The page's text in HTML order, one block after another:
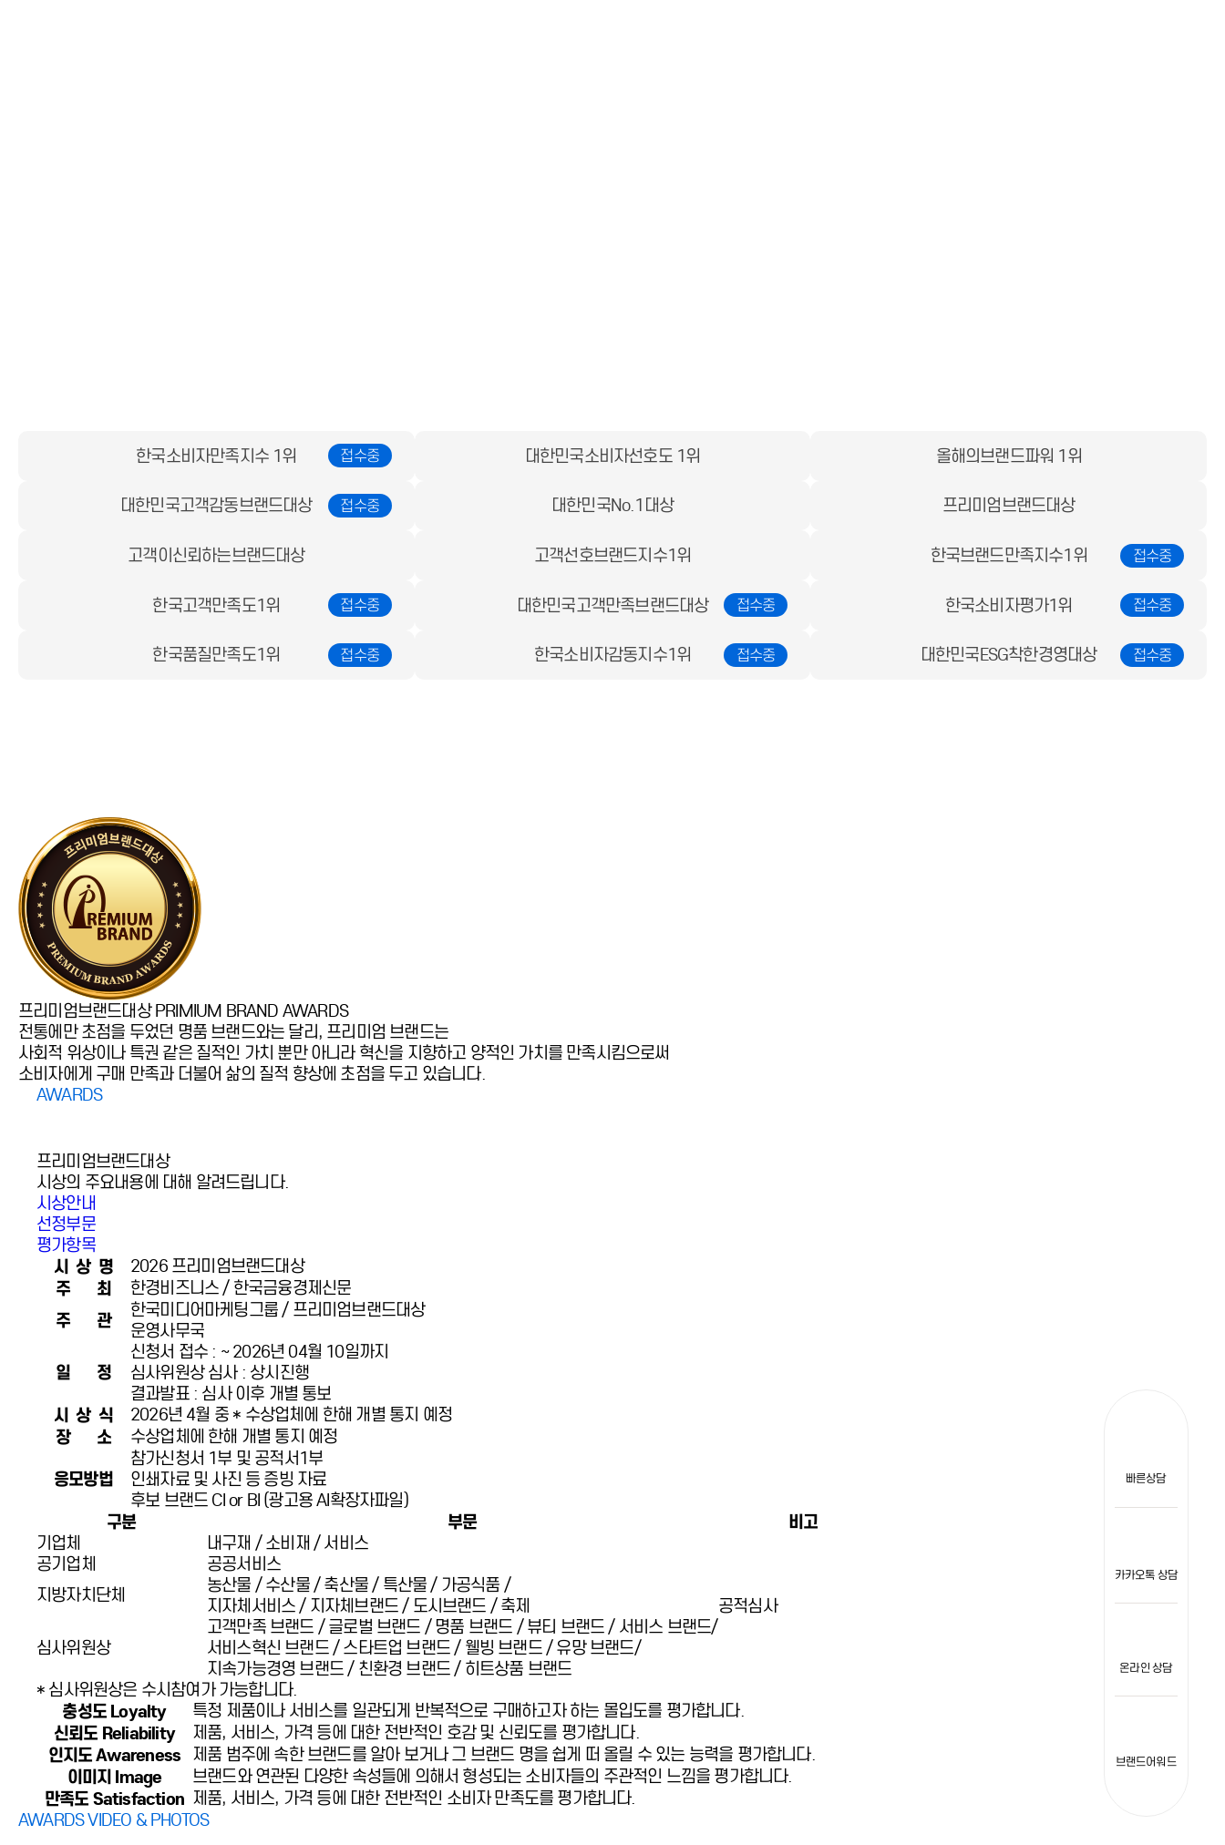
한국소비자만족지수 1위 대한민국소비자선호도 1위 올해의브랜드파워 1위
대한민국고객감동브랜드대상 대한민국No.1대상 프리미엄브랜드대상
고객이신뢰하는브랜드대상 고객선호브랜드지수1위 한국브랜드만족지수1위
한국고객만족도1위 대한민국고객만족브랜드대상 한국소비자평가1위
한국품질만족도1위 한국소비자감동지수1위 대한민국ESG착한경영대상
프리미엄브랜드대상PRIMIUM BRAND AWARDS
전통에만 초점을 두었던 명품 브랜드와는 달리, 프리미엄 브랜드는
사회적 위상이나 특권 같은 질적인 가치 뿐만 아니라 혁신을 지향하고 양적인 가치를 만족시킴으로써
소비자에게 구매 만족과 더불어 삶의 질적 향상에 초점을 두고 있습니다.
AWARDS
프리미엄브랜드대상
시상의 주요내용에 대해 알려드립니다.
시상안내
선정부문
평가항목
시 상 명 2026 프리미엄브랜드대상
주 최 한경비즈니스 / 한국금융경제신문
주 관
한국미디어마케팅그룹 / 프리미엄브랜드대상
운영사무국
일 정
신청서 접수 : ~ 2026년 04월 10일까지
심사위원상 심사 : 상시진행
결과발표 : 심사 이후 개별 통보
시 상 식 2026년 4월 중 * 수상업체에 한해 개별 통지 예정
장 소 수상업체에 한해 개별 통지 예정
응모방법
참가신청서 1부 및 공적서1부
인쇄자료 및 사진 등 증빙 자료
후보 브랜드 CI or BI (광고용 AI확장자파일)
구분 부문 비고
기업체 내구재 / 소비재 / 서비스
공적심사
공기업체
공공서비스
지방자치단체
농산물 / 수산물 / 축산물 / 특산물 / 가공식품 /
지자체서비스 / 지자체브랜드 / 도시브랜드 / 축제
심사위원상
고객만족 브랜드 / 글로벌 브랜드 / 명품 브랜드 / 뷰티 브랜드 / 서비스 브랜드/
서비스혁신 브랜드 / 스타트업 브랜드 / 웰빙 브랜드 / 유망 브랜드/
지속가능경영 브랜드 / 친환경 브랜드 / 히트상품 브랜드
* 심사위원상은 수시참여가 가능합니다.
충성도 Loyalty 특정 제품이나 서비스를 일관되게 반복적으로 구매하고자 하는 몰입도를 평가합니다.
신뢰도 Reliability 제품, 서비스, 가격 등에 대한 전반적인 호감 및 신뢰도를 평가합니다.
인지도 Awareness 제품 범주에 속한 브랜드를 알아 보거나 그 브랜드 명을 쉽게 떠 올릴 수 있는 능력을 평가합니다.
이미지 Image 브랜드와 연관된 다양한 속성들에 의해서 형성되는 소비자들의 주관적인 느낌을 평가합니다.
만족도 Satisfaction 제품, 서비스, 가격 등에 대한 전반적인 소비자 만족도를 평가합니다.
AWARDS VIDEO & PHOTOS
빠른상담
카카오톡 상담
온라인 상담
브랜드어워드